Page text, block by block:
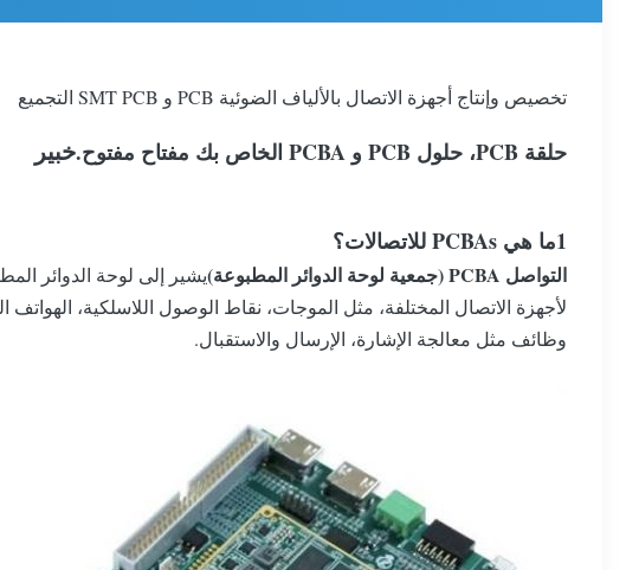
تخصيص وإنتاج أجهزة الاتصال بالألياف الضوئية PCB و SMT PCB التجميع
حلقة PCB، حلول PCB و PCBA الخاص بك مفتاح مفتوح. خبير
1ما هي PCBAs للاتصالات؟
التواصل PCBA (جمعية لوحة الدوائر المطبوعة)
يشير إلى لوحة الدوائر
لأجهزة الاتصال المختلفة، مثل الموجات، نقاط الوصول اللاسلكية،
وظائف مثل معالجة الإشارة، الإرسال والاستقبال.